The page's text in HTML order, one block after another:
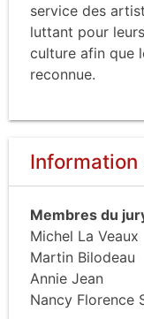
service des
luttant pour
culture afin que
reconnue.
Membres du
Michel La Veaux
Martin Bilodeau
Annie Jean
Nancy Florence